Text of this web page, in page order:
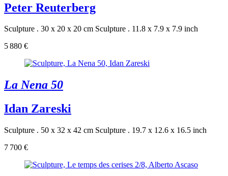
Peter Reuterberg
Sculpture . 30 x 20 x 20 cm Sculpture . 11.8 x 7.9 x 7.9 inch
5 880 €
La Nena 50
Idan Zareski
Sculpture . 50 x 32 x 42 cm Sculpture . 19.7 x 12.6 x 16.5 inch
7 700 €